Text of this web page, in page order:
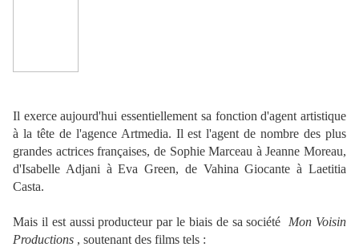
Il exerce aujourd'hui essentiellement sa fonction d'agent artistique
à la tête de l'agence Artmedia. Il est l'agent de nombre des plus
grandes actrices françaises, de Sophie Marceau à Jeanne Moreau,
d'Isabelle Adjani à Eva Green, de Vahina Giocante à Laetitia
Casta.
Mais il est aussi producteur par le biais de sa société Mon Voisin
Productions , soutenant des films tels :